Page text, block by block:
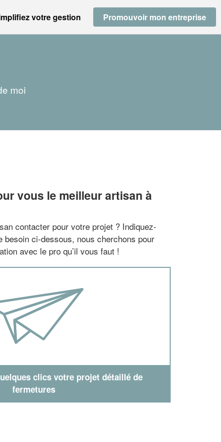
votre gestion Promouvoir mon entreprise
moi
vous le meilleur artisan à
contacter pour votre projet ? Indiquez-
besoin ci-dessous, nous cherchons pour
avec le pro qu’il vous faut !
clics votre projet détaillé de
fermetures